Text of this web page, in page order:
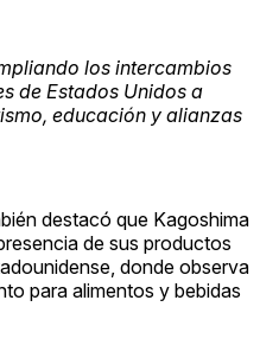
los intercambios
de Estados Unidos a
educación y alianzas
destacó que Kagoshima
de sus productos
donde observa
para alimentos y bebidas